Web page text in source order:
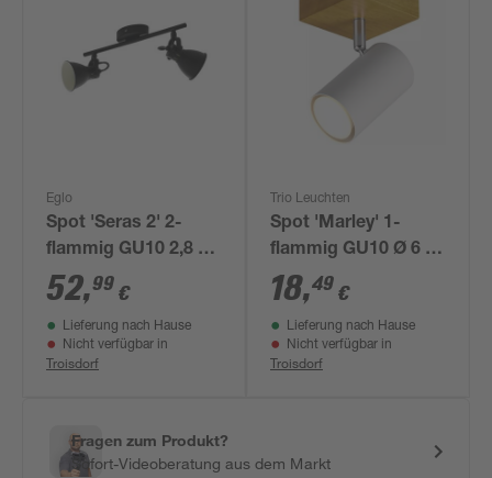
Eglo
Spot 'Seras 2' 2-
flammig GU10 2,8 W
250 lm warmweiß 6,5
cm
52,99 €
Lieferung nach Hause
Nicht verfügbar in
Troisdorf
Trio Leuchten
Spot 'Marley' 1-
flammig GU10 Ø 6 x
9 x 16 x 12 cm
18,49 €
Lieferung nach Hause
Nicht verfügbar in
Troisdorf
Fragen zum Produkt?
Sofort-Videoberatung aus dem Markt